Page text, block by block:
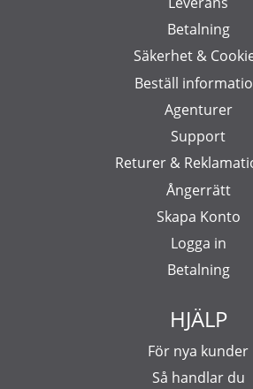
Betalning
Säkerhet &
Beställ
Agenturer
Support
Returer &
Ångerrätt
Skapa Konto
Logga in
Betalning
HJÄLP
För nya kunder
Så handlar du